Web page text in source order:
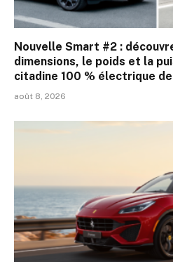
Nouvelle Smart #2 :
dimensions, le poids et la
citadine 100 % électrique
août 8, 2026